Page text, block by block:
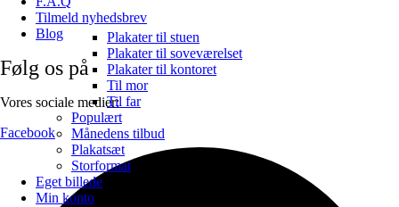
Plakater til stuen
Plakater til soveværelset
Plakater til kontoret
Til mor
Til far
Populært
Månedens tilbud
Plakatsæt
Storformat
Eget billede
Min konto
Tilmeld nyhedsbrev
Blog
Følg os på
Vores sociale medier:
Facebook